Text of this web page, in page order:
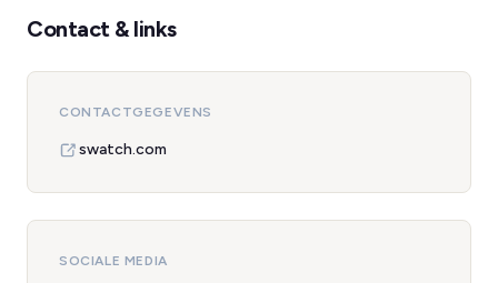
Contact & links
CONTACTGEGEVENS
swatch.com
SOCIALE MEDIA